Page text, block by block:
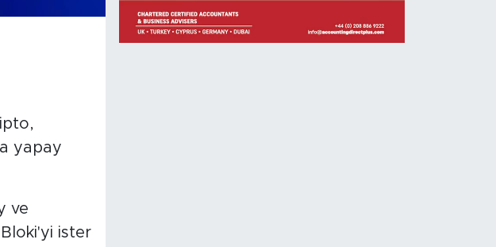
yapay
ve
ister